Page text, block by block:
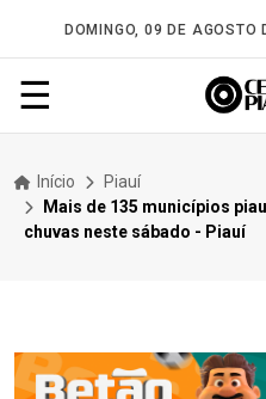
DOMINGO, 09 DE
☰
Início
Piauí
Mais de 135 municípios
chuvas neste sábado - Piauí